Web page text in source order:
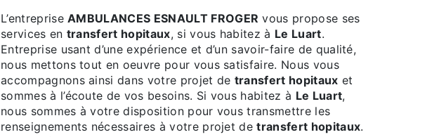
L’entrepriseAMBULANCES ESNAULT FROGER vous propose ses
services en transfert hopitaux, si vous habitez à Le Luart.
Entreprise usant d’une expérience et d’un savoir-faire de qualité,
nous mettons tout en oeuvre pour vous satisfaire. Nous vous
accompagnons ainsi dans votre projet de transfert hopitaux et
sommes à l’écoute de vos besoins. Si vous habitez à Le Luart,
nous sommes à votre disposition pour vous transmettre les
renseignements nécessaires à votre projet detransfert hopitaux.